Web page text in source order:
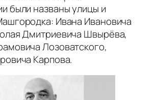
были названы улицы и
Ивана Ивановича
Дмитриевича Швырёва,
Лозоватского,
Карпова.